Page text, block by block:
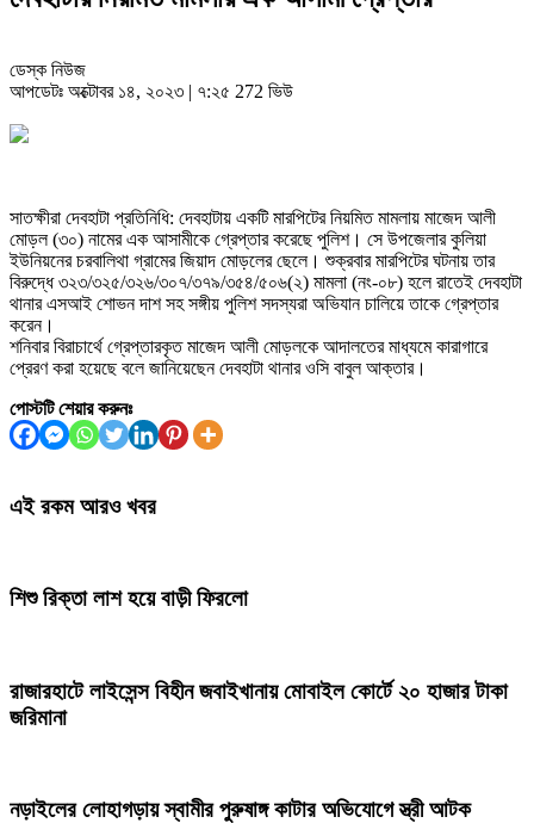
ডেস্ক নিউজ
আপডেটঃ অক্টোবর ১৪, ২০২৩ | ৭:২৫ 272 ভিউ
সাতক্ষীরা দেবহাটা প্রতিনিধি: দেবহাটায় একটি মারপিটের নিয়মিত মামলায় মাজেদ আলী
মোড়ল (৩০) নামের এক আসামীকে গ্রেপ্তার করেছে পুলিশ। সে উপজেলার কুলিয়া
ইউনিয়নের চরবালিথা গ্রামের জিয়াদ মোড়লের ছেলে। শুক্রবার মারপিটের ঘটনায় তার
বিরুদ্ধে ৩২৩/৩২৫/৩২৬/৩০৭/৩৭৯/৩৫৪/৫০৬(২) মামলা (নং-০৮) হলে রাতেই দেবহাটা
থানার এসআই শোভন দাশ সহ সঙ্গীয় পুলিশ সদস্যরা অভিযান চালিয়ে তাকে গ্রেপ্তার
করেন।
শনিবার বিরাচার্থে গ্রেপ্তারকৃত মাজেদ আলী মোড়লকে আদালতের মাধ্যমে কারাগারে
প্রেরণ করা হয়েছে বলে জানিয়েছেন দেবহাটা থানার ওসি বাবুল আক্তার।
পোস্টটি শেয়ার করুনঃ
এই রকম আরও খবর
শিশু রিক্তা লাশ হয়ে বাড়ী ফিরলো
রাজারহাটে লাইসেন্স বিহীন জবাইখানায় মোবাইল কোর্টে ২০ হাজার টাকা
জরিমানা
নড়াইলের লোহাগড়ায় স্বামীর পুরুষাঙ্গ কাটার অভিযোগে স্ত্রী আটক